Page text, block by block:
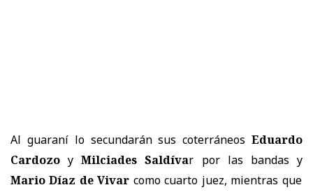
Al guaraní lo secundarán sus coterráneos Eduardo
Cardozo yMilciades Saldívar por las bandas y
Mario Díaz de Vivar como cuarto juez, mientras que